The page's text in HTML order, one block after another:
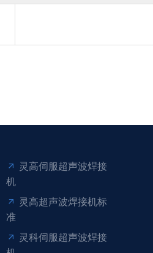
灵高伺服超声波焊接
机
灵高超声波焊接机标
准
灵科伺服超声波焊接